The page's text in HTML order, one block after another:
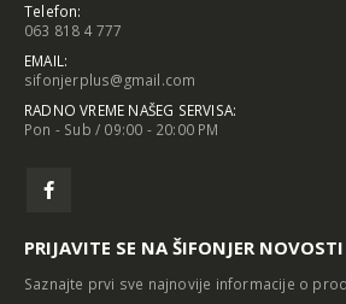
Telefon:
063 818 4 777
EMAIL:
sifonjerplus@gmail.com
RADNO VREME NAŠEG SERVISA:
Pon - Sub / 09:00 - 20:00 PM
PRIJAVITE SE NA ŠIFONJER NOVOSTI
Saznajte prvi sve najnovije informacije o